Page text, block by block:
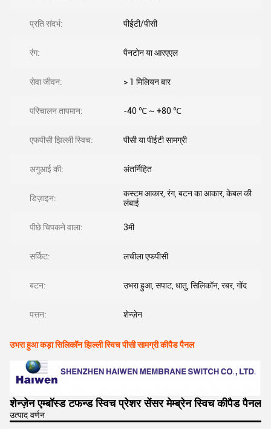
प्रति संदर्भ: पीईटी/पीसी
रंग: पैनटोन या आरएएल
सेवा जीवन: > 1 मिलियन बार
परिचालन तापमान: -40 ℃ ~ +80 ℃
एफपीसी झिल्ली स्विच: पीसी या पीईटी सामग्री
अगुआई की: अंतर्निहित
डिज़ाइन:
कस्टम आकार, रंग, बटन का आकार, केबल की
लंबाई
पीछे चिपकने वाला: 3मी
सर्किट: लचीला एफपीसी
बटन: उभरा हुआ, सपाट, धातु, सिलिकॉन, रबर, गोंद
पत्तन: शेन्ज़ेन
उभरा हुआ कड़ा सिलिकॉन झिल्ली स्विच पीसी सामग्री कीपैड पैनल
शेन्ज़ेन एम्बॉस्ड टफन्ड स्विच प्रेशर सेंसर मेम्ब्रेन स्विच कीपैड पैनल
उत्पाद वर्णन